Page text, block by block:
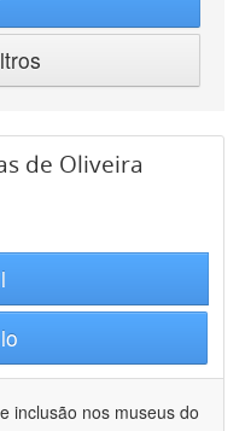
de Oliveira
inclusão nos museus do